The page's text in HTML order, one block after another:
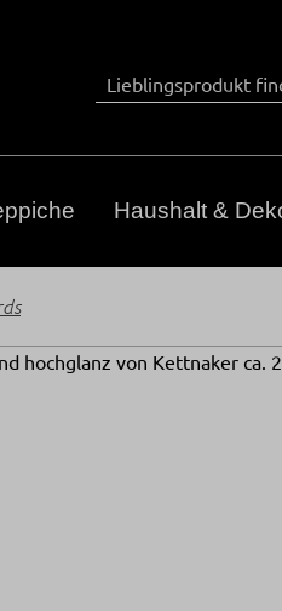
Haushalt &